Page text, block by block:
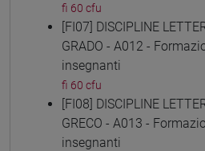
fi 60 cfu
[FI07] DISCIPLINE
GRADO - A012 -
insegnanti
fi 60 cfu
[FI08] DISCIPLINE
GRECO - A013 -
insegnanti